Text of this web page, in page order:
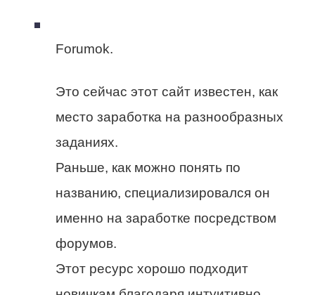
Forumok.
Это сейчас этот сайт известен, как
место заработка на разнообразных
заданиях.
Раньше, как можно понять по
названию, специализировался он
именно на заработке посредством
форумов.
Этот ресурс хорошо подходит